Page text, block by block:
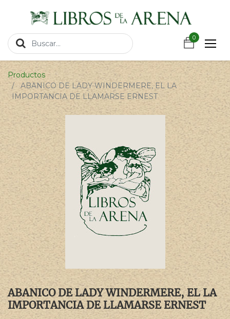
0
0
Productos
ABANICO DE LADY WINDERMERE, EL LA
IMPORTANCIA DE LLAMARSE ERNEST
ABANICO DE LADY WINDERMERE, EL LA
IMPORTANCIA DE LLAMARSE ERNEST